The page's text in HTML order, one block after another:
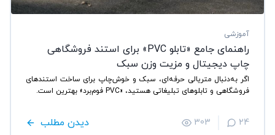
آموزشی
راهنمای جامع «تابلو PVC» برای استند فروشگاهی
چاپ دیجیتال و مزیت وزن سبک
اگر به‌دنبال متریالی حرفه‌ای، سبک و خوش‌چاپ برای ساخت استندهای
فروشگاهی و تابلوهای تبلیغاتی هستید، «PVC فوم‌برد» بهترین است.
دیدن مطلب 303 24